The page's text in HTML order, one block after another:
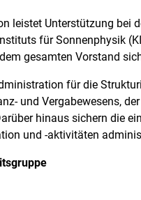
leistet Unterstützung bei
für Sonnenphysik
gesamten Vorstand
für die
und Vergabewesens,
hinaus sichern die
und -aktivitäten